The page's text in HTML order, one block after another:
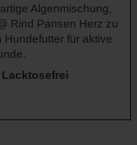
Algenmischung,
Rind Pansen Herz zu
Hundefutter für aktive